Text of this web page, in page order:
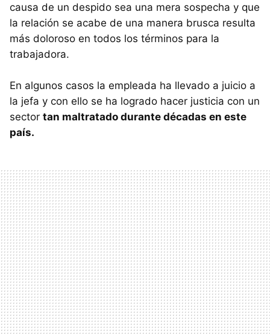
causa de un despido sea una mera sospecha y que
la relación se acabe de una manera brusca resulta
más doloroso en todos los términos para la
trabajadora.
En algunos casos la empleada ha llevado a juicio a
la jefa y con ello se ha logrado hacer justicia con un
sector tan maltratado durante décadas en este
país.